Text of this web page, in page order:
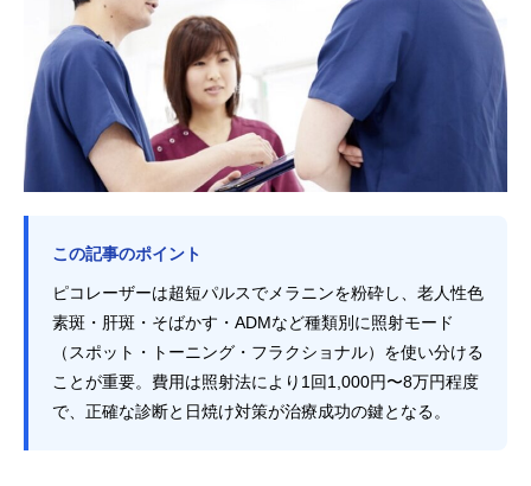
この記事のポイント
ピコレーザーは超短パルスでメラニンを粉砕し、老人性色
素斑・肝斑・そばかす・ADMなど種類別に照射モード
（スポット・トーニング・フラクショナル）を使い分ける
ことが重要。費用は照射法により1回1,000円〜8万円程度
で、正確な診断と日焼け対策が治療成功の鍵となる。